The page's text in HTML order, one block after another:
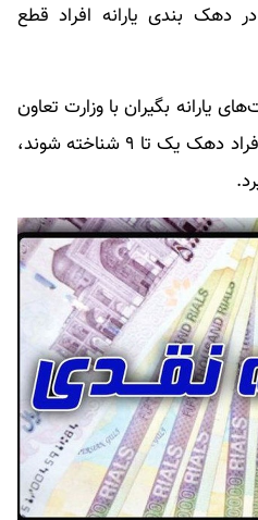
دهک بندی یارانه افراد قطع
یارانه بگیران با وزارت تعاون
است، چنانچه پس از بازبینی افراد دهک یک تا ۹ شناخته شوند،